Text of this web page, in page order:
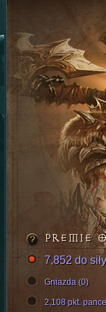
PREMIE
7,852 do siły
Gniazda (0)
2,108 pkt.